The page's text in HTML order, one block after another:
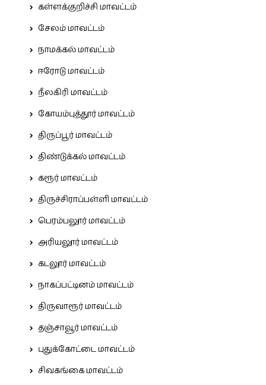
கள்ளக்குறிச்சி மாவட்டம்
சேலம் மாவட்டம்
நாமக்கல் மாவட்டம்
ஈரோடு மாவட்டம்
நீலகிரி மாவட்டம்
கோயம்புத்தூர் மாவட்டம்
திருப்பூர் மாவட்டம்
திண்டுக்கல் மாவட்டம்
கரூர் மாவட்டம்
திருச்சிராப்பள்ளி மாவட்டம்
பெரம்பலூர் மாவட்டம்
அரியலூர் மாவட்டம்
கடலூர் மாவட்டம்
நாகப்பட்டினம் மாவட்டம்
திருவாரூர் மாவட்டம்
தஞ்சாவூர் மாவட்டம்
புதுக்கோட்டை மாவட்டம்
சிவகங்கை மாவட்டம்